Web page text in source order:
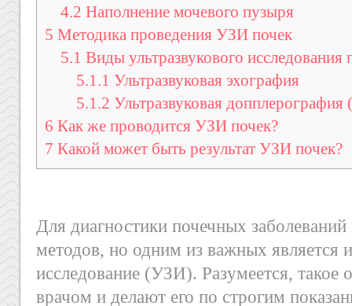
4.2 Наполнение мочевого пузыря
5 Методика проведения УЗИ почек
5.1 Виды ультразвукового исследования
5.1.1 Ультразвуковая эхография
5.1.2 Ультразвуковая допплерография
6 Как же проводится УЗИ почек?
7 Какой может быть результат УЗИ почек?
Для диагностики почечных
методов, но одним из важных является
исследование (УЗИ). Разумеется, такое
врачом и делают его по строгим